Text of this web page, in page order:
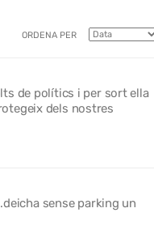
ORDENA PER
de polítics i per sort ella
dels nostres
sense parking un